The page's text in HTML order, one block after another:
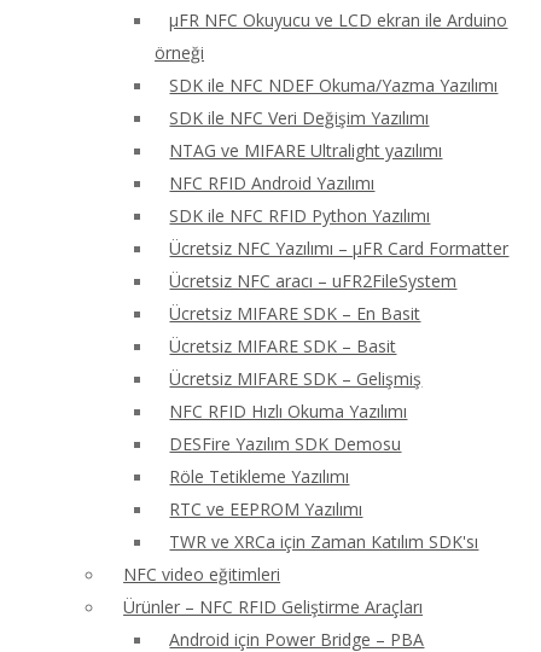
μFR NFC Okuyucu ve LCD ekran ile Arduino
örneği
SDK ile NFC NDEF Okuma/Yazma Yazılımı
SDK ile NFC Veri Değişim Yazılımı
NTAG ve MIFARE Ultralight yazılımı
NFC RFID Android Yazılımı
SDK ile NFC RFID Python Yazılımı
Ücretsiz NFC Yazılımı – μFR Card Formatter
Ücretsiz NFC aracı – uFR2FileSystem
Ücretsiz MIFARE SDK – En Basit
Ücretsiz MIFARE SDK – Basit
Ücretsiz MIFARE SDK – Gelişmiş
NFC RFID Hızlı Okuma Yazılımı
DESFire Yazılım SDK Demosu
Röle Tetikleme Yazılımı
RTC ve EEPROM Yazılımı
TWR ve XRCa için Zaman Katılım SDK'sı
NFC video eğitimleri
Ürünler – NFC RFID Geliştirme Araçları
Android için Power Bridge – PBA